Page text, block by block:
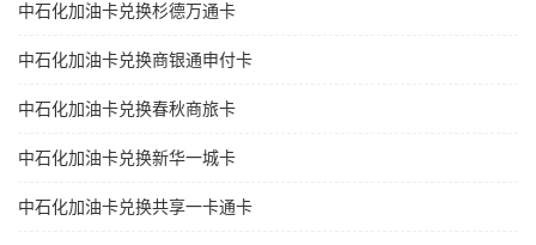
中石化加油卡兑换杉德万通卡
中石化加油卡兑换商银通申付卡
中石化加油卡兑换春秋商旅卡
中石化加油卡兑换新华一城卡
中石化加油卡兑换共享一卡通卡